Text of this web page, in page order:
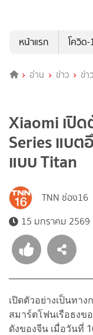
หน้าแรก
โควิด-
อ่าน ข่าว ข่า
REDMI Note 15
Xiaomi เปิ
Series แบ
แบบ Titan
TNN ช่อง16
15 มกราคม 2569
เปิดตัวอย่างเป็นทาง
สมาร์ตโฟนเรือธงข
ดังของจีน เมื่อวันที่